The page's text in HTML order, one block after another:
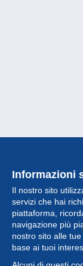
Informazioni
Il nostro sito
servizi che hai
piattaforma,
navigazione più
nostro sito alle
base ai tuoi
Collezione